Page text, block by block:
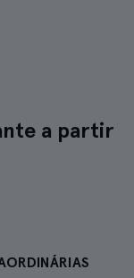
a partir